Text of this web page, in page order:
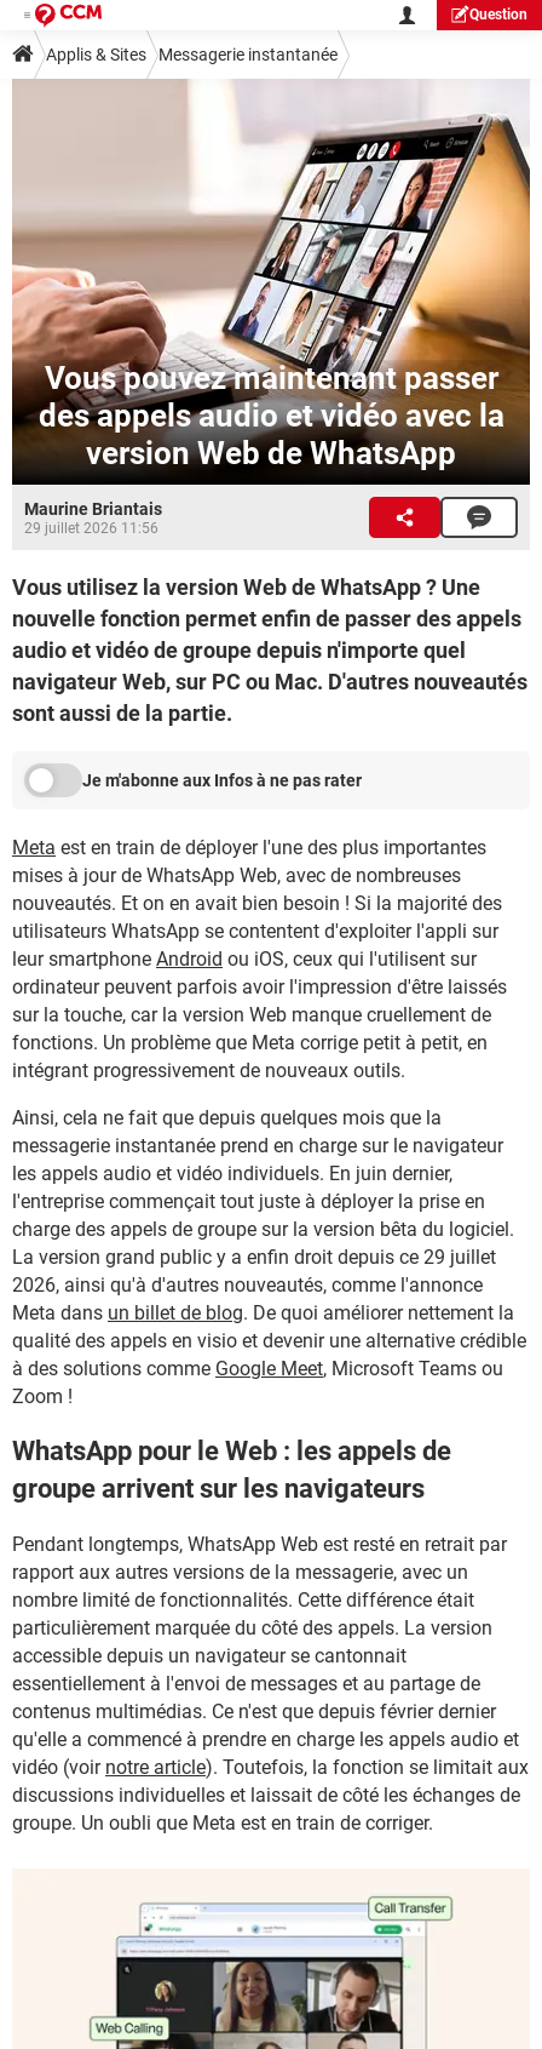
Question
Applis & Sites Messagerie instantanée
Vous pouvez maintenant passer
des appels audio et vidéo avec la
version Web de WhatsApp
Maurine Briantais
29 juillet 2026 11:56
Vous utilisez la version Web de WhatsApp ? Une
nouvelle fonction permet enfin de passer des appels
audio et vidéo de groupe depuis n'importe quel
navigateur Web, sur PC ou Mac. D'autres nouveautés
sont aussi de la partie.
Je m'abonne aux Infos à ne pas rater
Meta est en train de déployer l'une des plus importantes
mises à jour de WhatsApp Web, avec de nombreuses
nouveautés. Et on en avait bien besoin ! Si la majorité des
utilisateurs WhatsApp se contentent d'exploiter l'appli sur
leur smartphone Android ou iOS, ceux qui l'utilisent sur
ordinateur peuvent parfois avoir l'impression d'être laissés
sur la touche, car la version Web manque cruellement de
fonctions. Un problème que Meta corrige petit à petit, en
intégrant progressivement de nouveaux outils.
Ainsi, cela ne fait que depuis quelques mois que la
messagerie instantanée prend en charge sur le navigateur
les appels audio et vidéo individuels. En juin dernier,
l'entreprise commençait tout juste à déployer la prise en
charge des appels de groupe sur la version bêta du logiciel.
La version grand public y a enfin droit depuis ce 29 juillet
2026, ainsi qu'à d'autres nouveautés, comme l'annonce
Meta dans un billet de blog. De quoi améliorer nettement la
qualité des appels en visio et devenir une alternative crédible
à des solutions comme Google Meet, Microsoft Teams ou
Zoom !
WhatsApp pour le Web : les appels de
groupe arrivent sur les navigateurs
Pendant longtemps, WhatsApp Web est resté en retrait par
rapport aux autres versions de la messagerie, avec un
nombre limité de fonctionnalités. Cette différence était
particulièrement marquée du côté des appels. La version
accessible depuis un navigateur se cantonnait
essentiellement à l'envoi de messages et au partage de
contenus multimédias. Ce n'est que depuis février dernier
qu'elle a commencé à prendre en charge les appels audio et
vidéo (voir notre article). Toutefois, la fonction se limitait aux
discussions individuelles et laissait de côté les échanges de
groupe. Un oubli que Meta est en train de corriger.